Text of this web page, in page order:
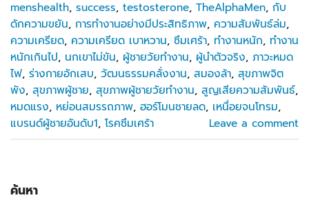
menshealth, success, testosterone, TheAlphaMen, กับ
ดักความขยัน, การทำงานอย่างมีประสิทธิภาพ, ความสัมพันธ์ล่ม,
ความเครียด, ความเครียด เบาหวาน, ซึมเศร้า, ทำงานหนัก, ทำงาน
หนักเกินไป, นกเขาไม่ขัน, ผู้ชายวัยทำงาน, ผู้นำตัวจริง, ภาวะหมด
ไฟ, ร่างกายอักเสบ, วัฒนธรรมคลั่งงาน, สมองล้า, สุขภาพจิต
พัง, สุขภาพผู้ชาย, สุขภาพผู้ชายวัยทำงาน, สูญเสียความสัมพันธ์,
หมดแรง, หย่อนสมรรถภาพ, ฮอร์โมนชายลด, เหนื่อยจนโทรม,
แบรนด์ผู้ชายอันดับ1, โรคซึมเศร้า Leave a comment
ค้นหา